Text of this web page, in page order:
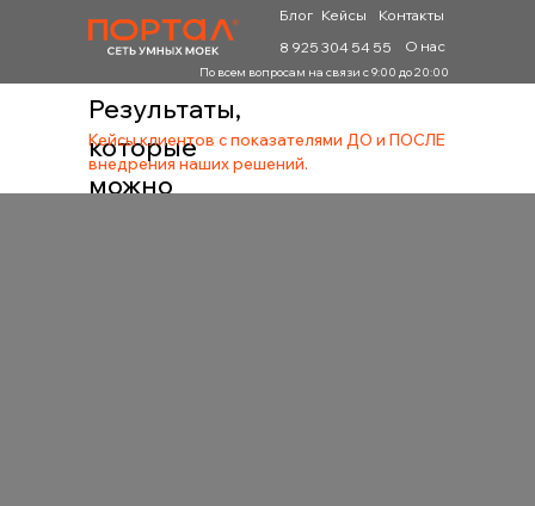
8 925 304 54 55 О нас
Контакты
Блог Кейсы
По всем вопросам на связи с 9:00 до 20:00
Результаты,
которые
можно
Кейсы клиентов с показателями ДО и ПОСЛЕ
внедрения наших решений.